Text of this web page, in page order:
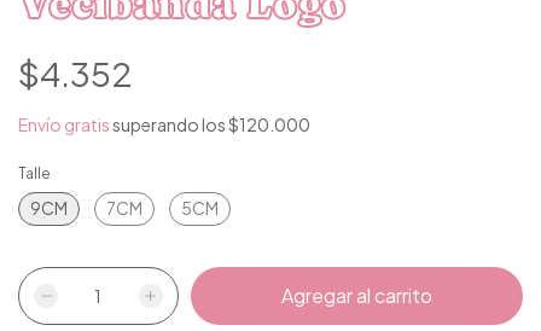
$4.352
Envío gratissuperando los$120.000
Talle
9CM 7CM 5CM